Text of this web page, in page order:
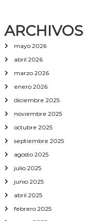
ARCHIVOS
mayo 2026
abril 2026
marzo 2026
enero 2026
diciembre 2025
noviembre 2025
octubre 2025
septiembre 2025
agosto 2025
julio 2025
junio 2025
abril 2025
febrero 2025